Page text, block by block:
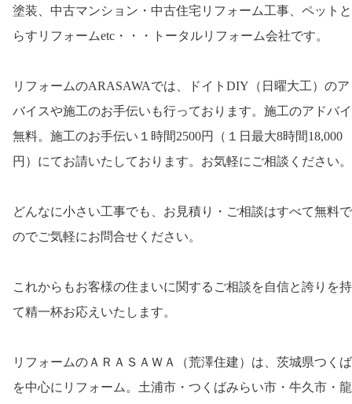
塗装、中古マンション・中古住宅リフォーム工事、ペット
らすリフォームetc・・・トータルリフォーム会社です。
リフォームのARASAWAでは、ドイトDIY（日曜大工）のア
バイスや施工のお手伝いも行っております。施工のアドバ
無料。施工のお手伝い１時間2500円（１日最大8時間18,000
円）にてお請いたしております。お気軽にご相談ください。
どんなに小さい工事でも、お見積り・ご相談はすべて無料
のでご気軽にお問合せください。
これからもお客様の住まいに関するご相談を自信と誇りを
て精一杯お応えいたします。
リフォームのＡＲＡＳＡＷＡ（荒澤住建）は、茨城県つく
を中心にリフォーム。土浦市・つくばみらい市・牛久市・